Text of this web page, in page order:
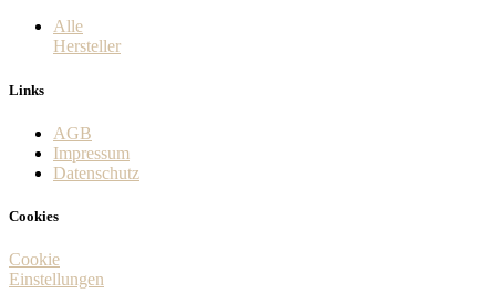
Alle
Hersteller
Links
AGB
Impressum
Datenschutz
Cookies
Cookie
Einstellungen